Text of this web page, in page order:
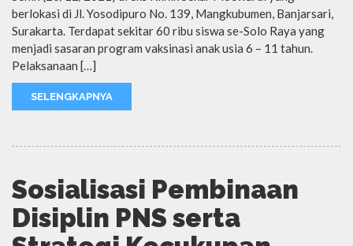
berlokasi di Jl. Yosodipuro No. 139, Mangkubumen, Banjarsari,
Surakarta. Terdapat sekitar 60 ribu siswa se-Solo Raya yang
menjadi sasaran program vaksinasi anak usia 6 – 11 tahun.
Pelaksanaan […]
SELENGKAPNYA
Sosialisasi Pembinaan
Disiplin PNS serta